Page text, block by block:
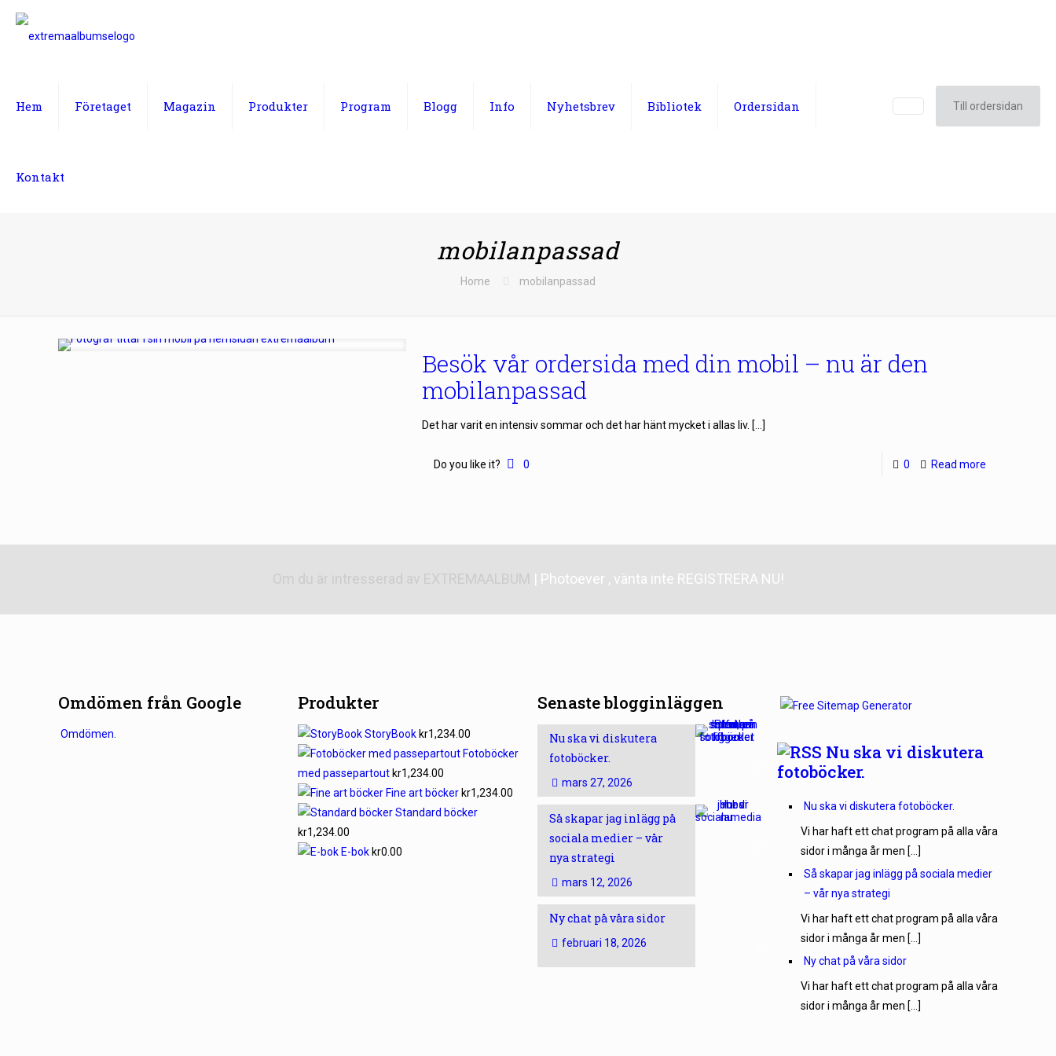
Hem Företaget Magazin Produkter Program Blogg Info Nyhetsbrev Bibliotek Ordersidan
Kontakt
Till ordersidan
mobilanpassad
Home mobilanpassad
Besök vår ordersida med din mobil – nu är den
mobilanpassad
Det har varit en intensiv sommar och det har hänt mycket i allas liv. […]
Do you like it? 0 0 Read more
| Photoever , vänta inte REGISTRERA NU!
Omdömen från Google
Omdömen.
Produkter
StoryBook kr1,234.00
Fotoböcker
med passepartout kr1,234.00
Fine art böcker kr1,234.00
Standard böcker
kr1,234.00
E-bok kr0.00
Senaste blogginläggen
Nu ska vi diskutera
fotoböcker.
mars 27, 2026
Så skapar jag inlägg på
sociala medier – vår
nya strategi
mars 12, 2026
Ny chat på våra sidor
februari 18, 2026
Nu ska vi diskutera
fotoböcker.
Nu ska vi diskutera fotoböcker.
Vi har haft ett chat program på alla våra
sidor i många år men […]
Så skapar jag inlägg på sociala medier
– vår nya strategi
Vi har haft ett chat program på alla våra
sidor i många år men […]
Ny chat på våra sidor
Vi har haft ett chat program på alla våra
sidor i många år men […]